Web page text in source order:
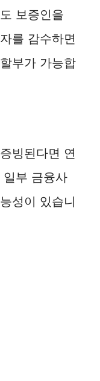
보증인을
를 감수하면
부가 가능합
빙된다면 연
부 금융사
성이 있습니